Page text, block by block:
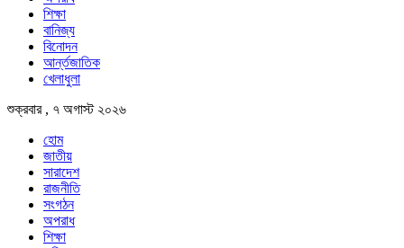
শিক্ষা
বানিজ্য
বিনোদন
আর্ন্তজাতিক
খেলাধুলা
শুক্রবার , ৭ অগাস্ট ২০২৬
হোম
জাতীয়
সারাদেশ
রাজনীতি
সংগঠন
অপরাধ
শিক্ষা